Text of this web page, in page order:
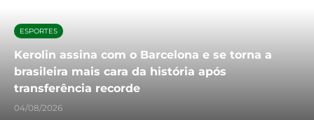
ESPORTES
Kerolin assina com o Barcelona e se torna a
brasileira mais cara da história após
transferência recorde
04/08/2026